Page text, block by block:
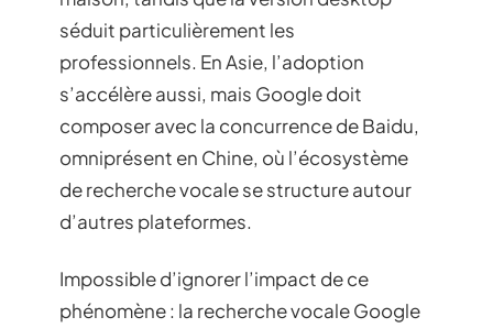
séduit particulièrement les
professionnels. En Asie, l’adoption
s’accélère aussi, mais Google doit
composer avec la concurrence de Baidu,
omniprésent en Chine, où l’écosystème
de recherche vocale se structure autour
d’autres plateformes.
Impossible d’ignorer l’impact de ce
phénomène : la recherche vocale Google